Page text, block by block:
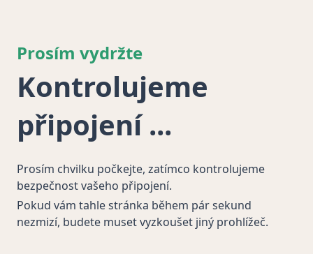
Prosím vydržte
Kontrolujeme
připojení
Prosím chvilku počkejte, zatímco kontrolujeme
bezpečnost vašeho připojení.
Pokud vám tahle stránka během pár sekund
nezmizí, budete muset vyzkoušet jiný prohlížeč.